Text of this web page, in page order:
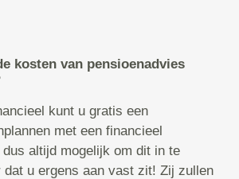
kosten van pensioenadvies
kunt u gratis een
met een financieel
altijd mogelijk om dit in te
dat u ergens aan vast zit! Zij zullen